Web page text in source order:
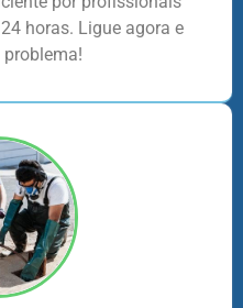
horas. Ligue agora e
problema!